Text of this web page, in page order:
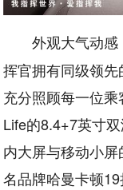
外观大气动
挥官拥有同级领先
充分照顾每一位
Life的8.4+7英寸
内大屏与移动小
名品牌哈曼卡顿